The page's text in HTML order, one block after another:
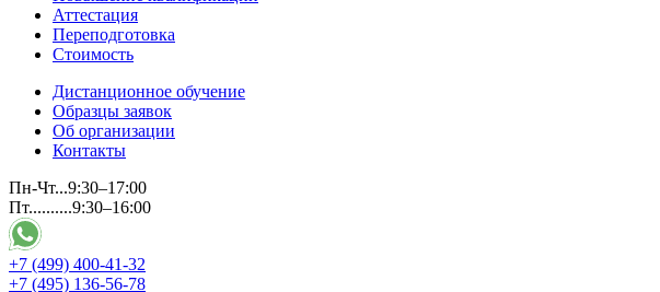
Аттестация
Переподготовка
Стоимость
Дистанционное обучение
Образцы заявок
Об организации
Контакты
Пн-Чт...9:30–17:00
Пт..........9:30–16:00
+7 (499) 400-41-32
+7 (495) 136-56-78